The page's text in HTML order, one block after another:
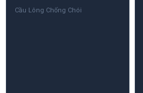
Cầu Lông Chống Chói